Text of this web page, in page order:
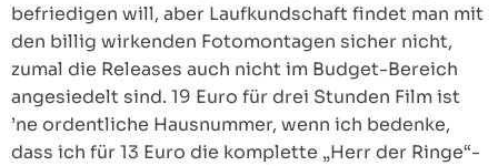
befriedigen will, aber Laufkundschaft findet man mit
den billig wirkenden Fotomontagen sicher nicht,
zumal die Releases auch nicht im Budget-Bereich
angesiedelt sind. 19 Euro für drei Stunden Film ist
’ne ordentliche Hausnummer, wenn ich bedenke,
dass ich für 13 Euro die komplette „Herr der Ringe“-